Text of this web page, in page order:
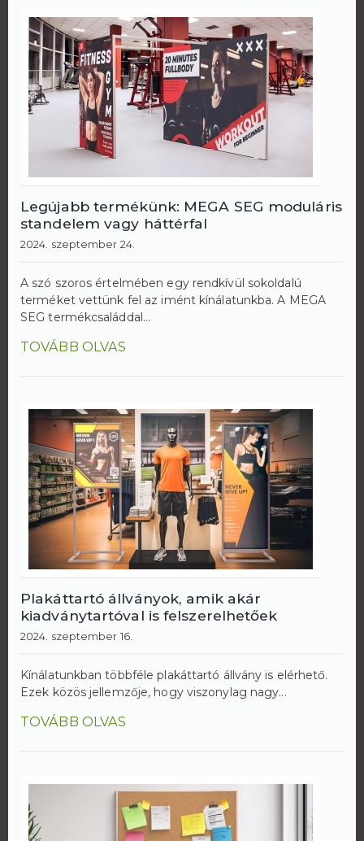
Legújabb termékünk: MEGA SEG moduláris
standelem vagy háttérfal
2024. szeptember 24.
A szó szoros értelmében egy rendkívül sokoldalú
terméket vettünk fel az imént kínálatunkba. A MEGA
SEG termékcsaláddal...
TOVÁBB OLVAS
Plakáttartó állványok, amik akár
kiadványtartóval is felszerelhetőek
2024. szeptember 16.
Kínálatunkban többféle plakáttartó állvány is elérhető.
Ezek közös jellemzője, hogy viszonylag nagy...
TOVÁBB OLVAS